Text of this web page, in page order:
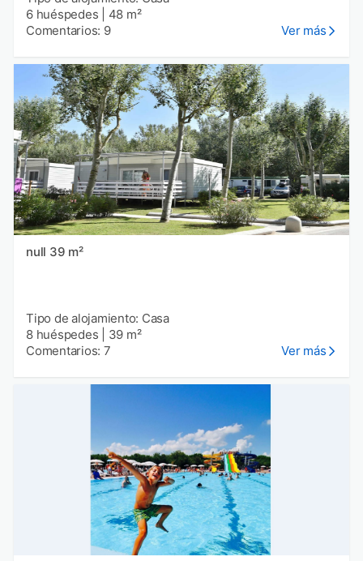
6 huéspedes
48 m²
Comentarios: 9
Ver más
null 39 m²
Tipo de alojamiento: Casa
8 huéspedes
39 m²
Comentarios: 7
Ver más